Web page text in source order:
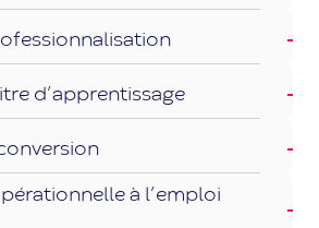
d’apprentissage
à l’emploi